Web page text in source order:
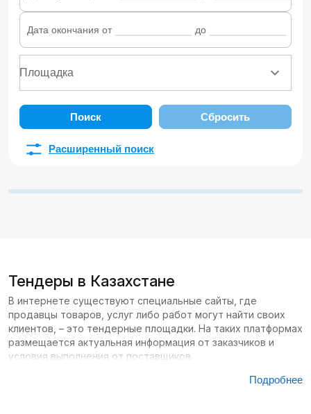
Дата окончания от до
Поиск Сбросить
Расширенный поиск
Тендеры в Казахстане
В интернете существуют специальные сайты, где
продавцы товаров, услуг либо работ могут найти своих
клиентов, – это тендерные площадки. На таких платформах
размещается актуальная информация от заказчиков и
условия выполнения от поставщиков.
Подробнее